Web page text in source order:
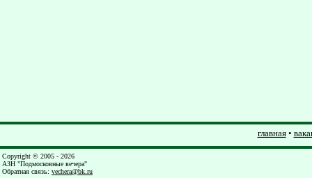
главная•
Copyright © 2005 - 2026
АЗН "Подмосковные вечера"
Обратная связь: vechera@bk.ru